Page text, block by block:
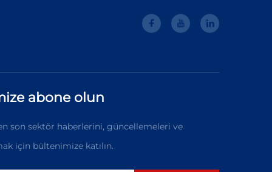
abone olun
son sektör haberlerini, güncellemeleri ve
için bültenimize katılın.